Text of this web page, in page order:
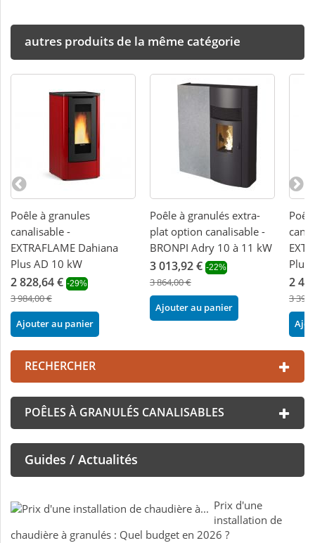
autres produits de la même catégorie
Poêle à granules
canalisable -
EXTRAFLAME Dahiana
Plus AD 10 kW
2 828,64 € -29%
3 984,00 €
Ajouter au panier
Poêle à granulés extra-
plat option canalisable -
BRONPI Adry 10 à 11 kW
3 013,92 € -22%
3 864,00 €
Ajouter au panier
Plus
2
3
RECHERCHER
POÊLES À GRANULÉS CANALISABLES
Guides / Actualités
Prix d'une
installation de
chaudière à granulés : Quel budget en 2026 ?